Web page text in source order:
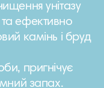
унітазу
ефективно
камінь і бруд
пригнічує
запах.